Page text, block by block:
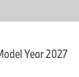
Year 2027